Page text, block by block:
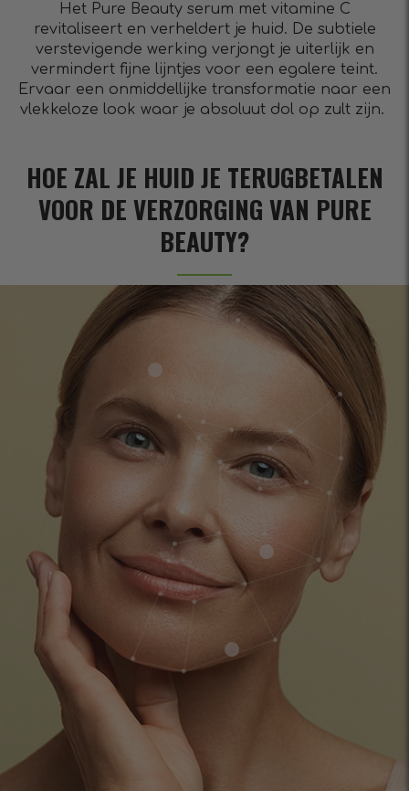
Het Pure Beauty serum met vitamine C
revitaliseert en verheldert je huid. De subtiele
verstevigende werking verjongt je uiterlijk en
vermindert fijne lijntjes voor een egalere teint.
Ervaar een onmiddellijke transformatie naar een
vlekkeloze look waar je absoluut dol op zult zijn.
HOE ZAL JE HUID JE TERUGBETALEN
VOOR DE VERZORGING VAN PURE
BEAUTY?